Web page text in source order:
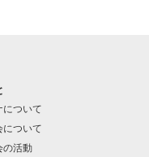
について
について
の活動